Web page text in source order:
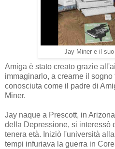
Jay Miner e il
Amiga è stato creato grazie
immaginarlo, a crearne il
conosciuta come il padre di
Miner.
Jay naque a Prescott, in
della Depressione, si interessò
tenera età. Iniziò l'università
tempi infuriava la guerra in